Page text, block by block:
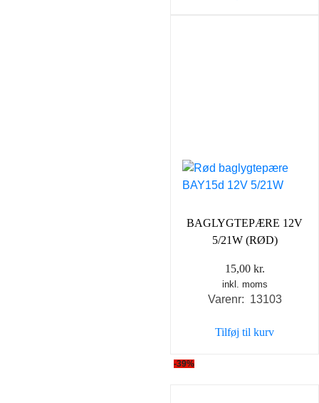
BAGLYGTEPÆRE 12V
5/21W (RØD)
15,00 kr.
inkl. moms
Varenr: 13103
Tilføj til kurv
-39%